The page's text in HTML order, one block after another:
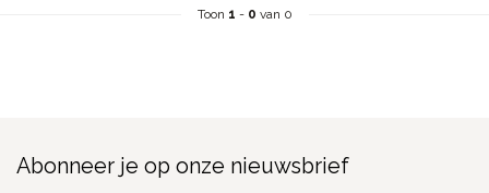
Toon 1 - 0 van 0
Abonneer je op onze nieuwsbrief